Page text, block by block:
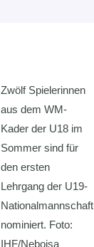
Zwölf Spielerinnen
aus dem WM-
Kader der U18 im
Sommer sind für
den ersten
Lehrgang der U19-
Nationalmannschaft
nominiert. Foto:
IHF/Nebojsa